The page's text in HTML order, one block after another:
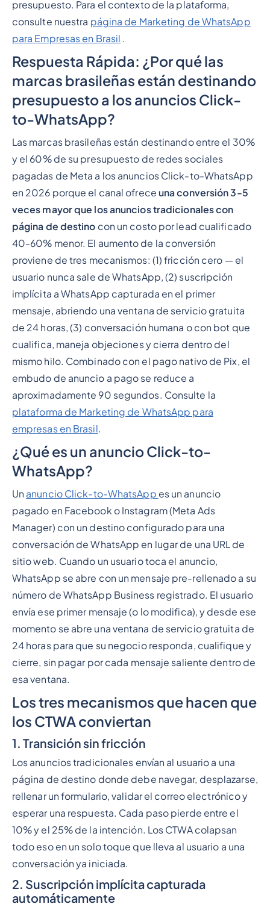
presupuesto. Para el contexto de la plataforma,
consulte nuestra página de Marketing de WhatsApp
para Empresas en Brasil .
Respuesta Rápida: ¿Por qué las
marcas brasileñas están destinando
presupuesto a los anuncios Click-
to-WhatsApp?
Las marcas brasileñas están destinando entre el 30%
y el 60% de su presupuesto de redes sociales
pagadas de Meta a los anuncios Click-to-WhatsApp
en 2026 porque el canal ofrece una conversión 3-5
veces mayor que los anuncios tradicionales con
página de destino con un costo por lead cualificado
40-60% menor. El aumento de la conversión
proviene de tres mecanismos: (1) fricción cero — el
usuario nunca sale de WhatsApp, (2) suscripción
implícita a WhatsApp capturada en el primer
mensaje, abriendo una ventana de servicio gratuita
de 24 horas, (3) conversación humana o con bot que
cualifica, maneja objeciones y cierra dentro del
mismo hilo. Combinado con el pago nativo de Pix, el
embudo de anuncio a pago se reduce a
aproximadamente 90 segundos. Consulte la
plataforma de Marketing de WhatsApp para
empresas en Brasil.
¿Qué es un anuncio Click-to-
WhatsApp?
Un anuncio Click-to-WhatsApp es un anuncio
pagado en Facebook o Instagram (Meta Ads
Manager) con un destino configurado para una
conversación de WhatsApp en lugar de una URL de
sitio web. Cuando un usuario toca el anuncio,
WhatsApp se abre con un mensaje pre-rellenado a su
número de WhatsApp Business registrado. El usuario
envía ese primer mensaje (o lo modifica), y desde ese
momento se abre una ventana de servicio gratuita de
24 horas para que su negocio responda, cualifique y
cierre, sin pagar por cada mensaje saliente dentro de
esa ventana.
Los tres mecanismos que hacen que
los CTWA conviertan
1. Transición sin fricción
Los anuncios tradicionales envían al usuario a una
página de destino donde debe navegar, desplazarse,
rellenar un formulario, validar el correo electrónico y
esperar una respuesta. Cada paso pierde entre el
10% y el 25% de la intención. Los CTWA colapsan
todo eso en un solo toque que lleva al usuario a una
conversación ya iniciada.
2. Suscripción implícita capturada
automáticamente